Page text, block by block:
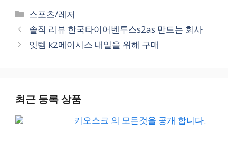
Categories
스포츠/레저
솔직 리뷰 한국타이어벤투스s2as 만드는 회사
잇템 k2메이시스 내일을 위해 구매
최근 등록 상품
키오스크 의 모든것을 공개 합니다.